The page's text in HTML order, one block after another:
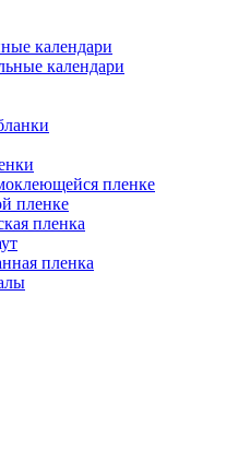
календари
календари
пленке
пленке
пленка
пленка